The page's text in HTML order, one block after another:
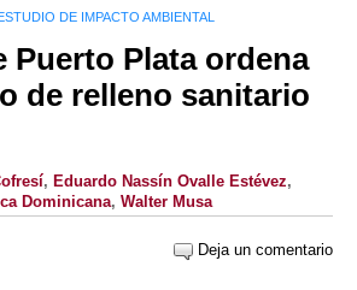
DE IMPACTO AMBIENTAL
Puerto Plata ordena
de relleno sanitario
, Eduardo Nassín Ovalle Estévez,
Dominicana, Walter Musa
Deja un comentario